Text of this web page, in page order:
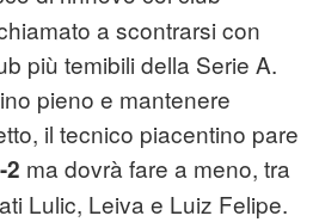
a scontrarsi con
più temibili della Serie A.
pieno e mantenere
il tecnico piacentino pare
2 ma dovrà fare a meno, tra
Lulic, Leiva e Luiz Felipe.